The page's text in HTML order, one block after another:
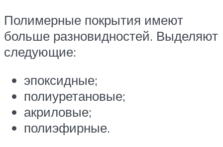
Полимерные покрытия имеют
больше разновидностей. Выделяют
следующие:
эпоксидные;
полиуретановые;
акриловые;
полиэфирные.